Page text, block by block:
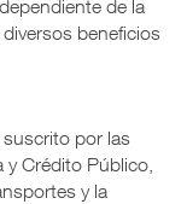
de la
beneficios
suscrito por las
Crédito Público,
y la